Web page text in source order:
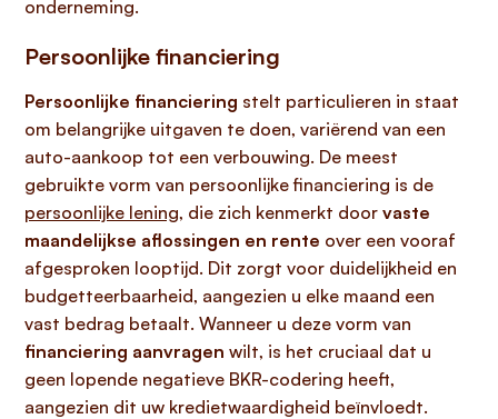
onderneming.
Persoonlijke financiering
Persoonlijke financiering stelt particulieren in staat
om belangrijke uitgaven te doen, variërend van een
auto-aankoop tot een verbouwing. De meest
gebruikte vorm van persoonlijke financiering is de
persoonlijke lening, die zich kenmerkt door vaste
maandelijkse aflossingen en rente over een vooraf
afgesproken looptijd. Dit zorgt voor duidelijkheid en
budgetteerbaarheid, aangezien u elke maand een
vast bedrag betaalt. Wanneer u deze vorm van
financiering aanvragen wilt, is het cruciaal dat u
geen lopende negatieve BKR-codering heeft,
aangezien dit uw kredietwaardigheid beïnvloedt.